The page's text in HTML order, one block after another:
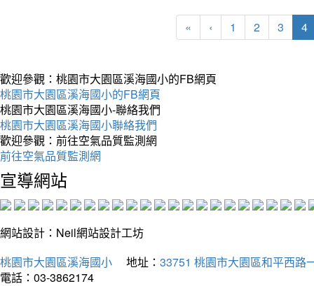
« ‹ 1 2 3 4
歡迎參觀：桃園市大園區溪海國小的FB網頁
桃園市大園區溪海國小的FB網頁
桃園市大園區溪海國小-聯絡我們
桃園市大園區溪海國小聯絡我們
歡迎參觀：前往空氣品質監測網
前往空氣品質監測網
宣導網站
網站設計：Neil網站設計工坊
桃園市大園區溪海國小
地址： 33751 桃園市大園區和平西路
電話：03-3862174